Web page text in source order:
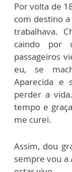
Por volta de
com destino
trabalhava.
caindo por
passageiros
eu, se
Aparecida e
perder a
tempo e
me curei.
Assim, dou
sempre vou a